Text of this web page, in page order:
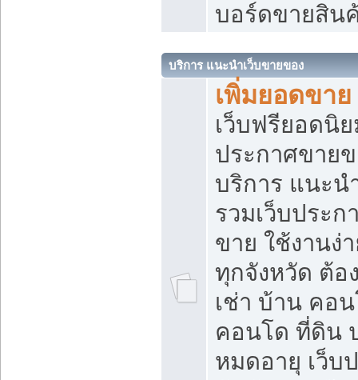
บอร์ดขายสิน
บริการ แนะนำเว็บขายของ
เพิ่มยอดขา
เว็บฟรียอดนิ
ประกาศขาย
บริการ แนะน
รวมเว็บประก
ขาย ใช้งานง่
ทุกจังหวัด ต้อ
เช่า บ้าน คอ
คอนโด ที่ดิน
หมดอายุ เว็บ